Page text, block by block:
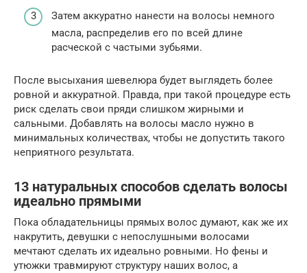
Затем аккуратно нанести на волосы немного
масла, распределив его по всей длине
расческой с частыми зубьями.
После высыхания шевелюра будет выглядеть более
ровной и аккуратной. Правда, при такой процедуре есть
риск сделать свои пряди слишком жирными и
сальными. Добавлять на волосы масло нужно в
минимальных количествах, чтобы не допустить такого
неприятного результата.
13 натуральных способов сделать волосы
идеально прямыми
Пока обладательницы прямых волос думают, как же их
накрутить, девушки с непослушными волосами
мечтают сделать их идеально ровными. Но фены и
утюжки травмируют структуру наших волос, а